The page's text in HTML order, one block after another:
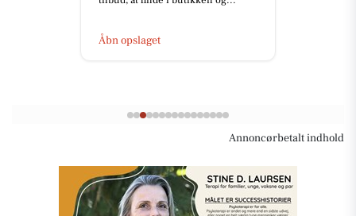
Åbn opslaget
Annoncørbetalt indhold